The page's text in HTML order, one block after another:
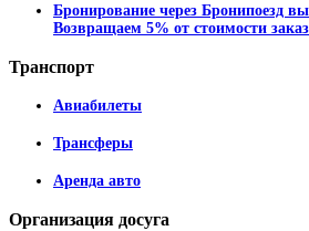
Бронирование через Бронипоезд
Возвращаем 5% от стоимости
Транспорт
Авиабилеты
Трансферы
Аренда авто
Организация досуга